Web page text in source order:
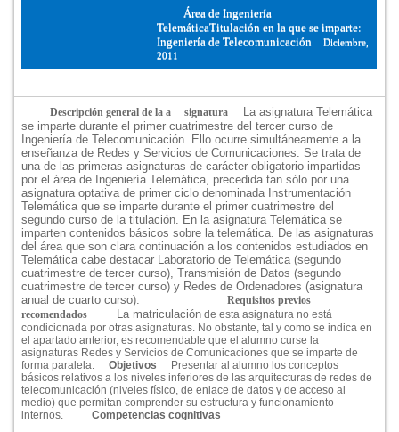
Área de Ingeniería
TelemáticaTitulación en la que se imparte:
Ingeniería de Telecomunicación
Diciembre,
2011
Descripción general de la a signatura
La asignatura Telemática
se imparte durante el primer cuatrimestre del tercer curso de
Ingenierí­a de Telecomunicación. Ello ocurre simultáneamente a la
enseñanza de Redes y Servicios de Comunicaciones. Se trata de
una de las primeras asignaturas de carácter obligatorio impartidas
por el área de Ingenierí­a Telemática, precedida tan sólo por una
asignatura optativa de primer ciclo denominada Instrumentación
Telemática que se imparte durante el primer cuatrimestre del
segundo curso de la titulación. En la asignatura Telemática se
imparten contenidos básicos sobre la telemática. De las asignaturas
del área que son clara continuación a los contenidos estudiados en
Telemática cabe destacar Laboratorio de Telemática (segundo
cuatrimestre de tercer curso), Transmisión de Datos (segundo
cuatrimestre de tercer curso) y Redes de Ordenadores (asignatura
anual de cuarto curso).
Requisitos previos
recomendados
La matriculaciónde esta asignatura no está
condicionada por otras asignaturas. No obstante, tal y como se indica en
el apartado anterior, es recomendable que el alumno curse la
asignaturas Redes y Servicios de Comunicaciones que se imparte de
forma paralela.
Objetivos
Presentar al alumno los conceptos
básicos relativos a los niveles inferiores de las arquitecturas de redes de
telecomunicación (niveles fí­sico, de enlace de datos y de acceso al
medio) que permitan comprender su estructura y funcionamiento
internos.
Competencias cognitivas